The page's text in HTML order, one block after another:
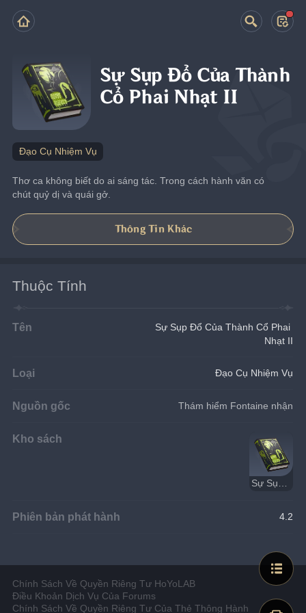
Sự Sụp Đổ Của Thành
Cổ Phai Nhạt II
Đạo Cụ Nhiệm Vụ
Thơ ca không biết do ai sáng tác. Trong cách hành văn có
chút quỷ dị và quái gở.
Thông Tin Khác
Thuộc Tính
Tên
Sự Sụp Đổ Của Thành Cổ Phai
Nhạt II
Loại Đạo Cụ Nhiệm Vụ
Nguồn gốc Thám hiểm Fontaine nhận
Kho sách
Sự Sụp Đổ Của Thành Cổ Phai Nhạt
Phiên bản phát hành 4.2
Chính Sách Về Quyền Riêng Tư HoYoLAB
Điều Khoản Dịch Vụ Của Forums
Chính Sách Về Quyền Riêng Tư Của Thẻ Thông Hành